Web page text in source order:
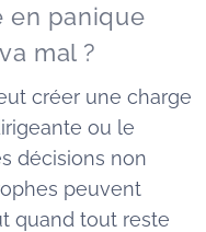
en panique
mal ?
créer une charge
ou le
décisions non
peuvent
quand tout reste